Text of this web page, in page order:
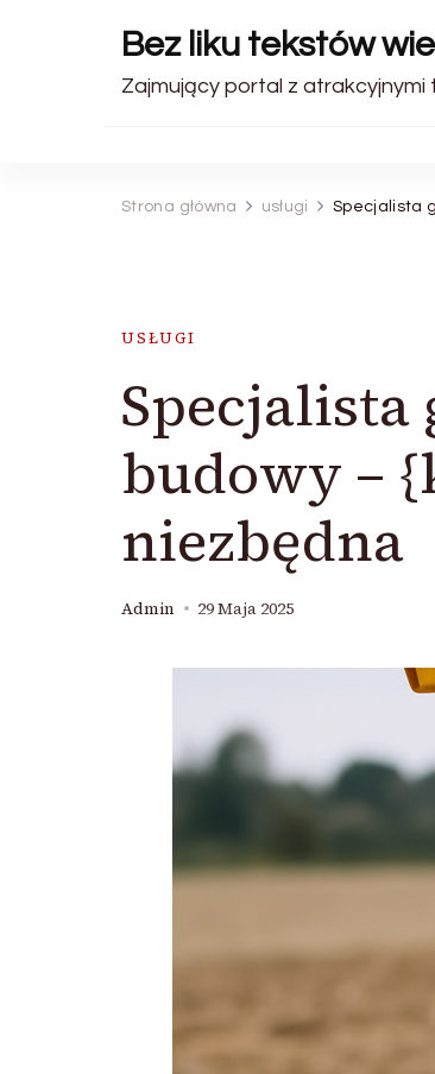
Bez liku tekstów
Zajmujący portal z
Strona główna usługi Specjalista
USŁUGI
Specjalista
budowy –
niezbędna
Admin 29 Maja 2025